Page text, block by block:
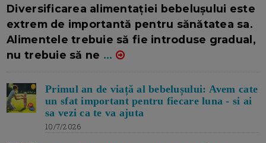
Diversificarea alimentației bebelușului este
extrem de importantă pentru sănătatea sa.
Alimentele trebuie să fie introduse gradual,
nu trebuie să ne ...
Primul an de viață al bebelușului: Avem cate
un sfat important pentru fiecare luna - si ai
sa vezi ca te va ajuta
10/7/2026